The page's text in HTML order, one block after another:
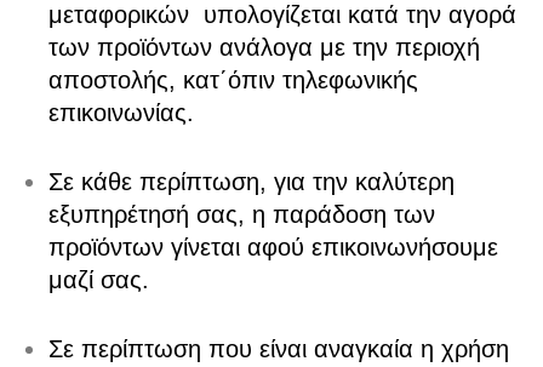
μεταφορικών υπολογίζεται κατά την αγορά
των προϊόντων ανάλογα με την περιοχή
αποστολής, κατ΄όπιν τηλεφωνικής
επικοινωνίας.
Σε κάθε περίπτωση, για την καλύτερη
εξυπηρέτησή σας, η παράδοση των
προϊόντων γίνεται αφού επικοινωνήσουμε
μαζί σας.
Σε περίπτωση που είναι αναγκαία η χρήση